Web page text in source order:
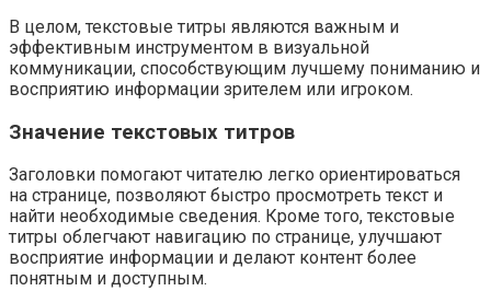
В целом, текстовые титры являются важным и
эффективным инструментом в визуальной
коммуникации, способствующим лучшему пониманию и
восприятию информации зрителем или игроком.
Значение текстовых титров
Заголовки помогают читателю легко ориентироваться
на странице, позволяют быстро просмотреть текст и
найти необходимые сведения. Кроме того, текстовые
титры облегчают навигацию по странице, улучшают
восприятие информации и делают контент более
понятным и доступным.